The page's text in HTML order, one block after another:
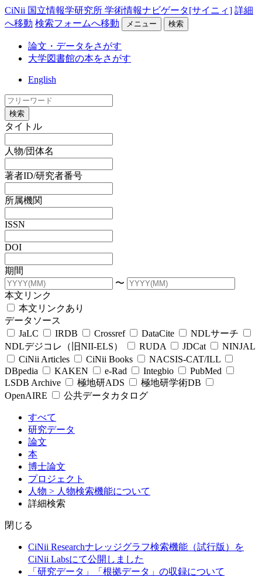
CiNii 国立情報学研究所 学術情報ナビゲータ[サイニィ] 詳細
へ移動 検索フォームへ移動 メニュー 検索
論文・データをさがす
大学図書館の本をさがす
English
検索
タイトル
人物/団体名
著者ID/研究者番号
所属機関
ISSN
DOI
期間
〜
本文リンク
本文リンクあり
データソース
JaLC
IRDB Crossref DataCite
NDLサーチ
NDLデジコレ（旧NII-ELS）
RUDA JDCat
NINJAL
CiNii Articles
CiNii Books
NACSIS-CAT/ILL
DBpedia
KAKEN e-Rad Integbio
PubMed
LSDB Archive
極地研ADS
極地研学術DB
OpenAIRE
公共データカタログ
すべて
研究データ
論文
本
博士論文
プロジェクト
人物 > 人物検索機能について
詳細検索
閉じる
CiNii Researchナレッジグラフ検索機能（試行版）を
CiNii Labsにて公開しました
「研究データ」「根拠データ」の収録について